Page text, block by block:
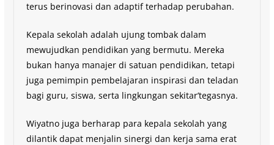
terus berinovasi dan adaptif terhadap perubahan.
Kepala sekolah adalah ujung tombak dalam
mewujudkan pendidikan yang bermutu. Mereka
bukan hanya manajer di satuan pendidikan, tetapi
juga pemimpin pembelajaran inspirasi dan teladan
bagi guru, siswa, serta lingkungan sekitar’tegasnya.
Wiyatno juga berharap para kepala sekolah yang
dilantik dapat menjalin sinergi dan kerja sama erat